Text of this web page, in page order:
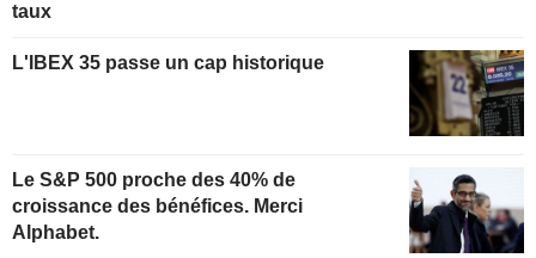
taux
L'IBEX 35 passe un cap historique
Le S&P 500 proche des 40% de
croissance des bénéfices. Merci
Alphabet.